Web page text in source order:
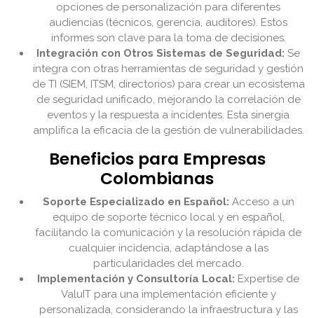
opciones de personalización para diferentes
audiencias (técnicos, gerencia, auditores). Estos
informes son clave para la toma de decisiones.
Integración con Otros Sistemas de Seguridad: Se
integra con otras herramientas de seguridad y gestión
de TI (SIEM, ITSM, directorios) para crear un ecosistema
de seguridad unificado, mejorando la correlación de
eventos y la respuesta a incidentes. Esta sinergia
amplifica la eficacia de la gestión de vulnerabilidades.
Beneficios para Empresas
Colombianas
Soporte Especializado en Español: Acceso a un
equipo de soporte técnico local y en español,
facilitando la comunicación y la resolución rápida de
cualquier incidencia, adaptándose a las
particularidades del mercado.
Implementación y Consultoría Local: Expertise de
ValuIT para una implementación eficiente y
personalizada, considerando la infraestructura y las